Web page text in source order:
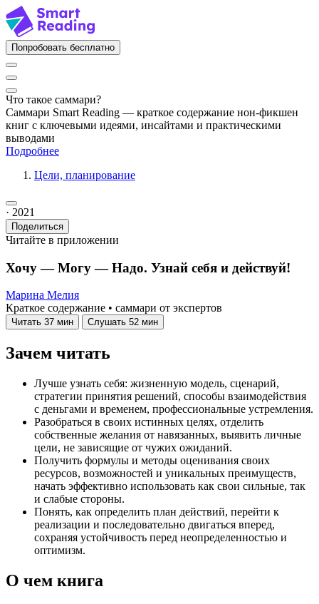
Попробовать бесплатно
Что такое саммари?
Саммари Smart Reading — краткое содержание нон-фикшен
книг с ключевыми идеями, инсайтами и практическими
выводами
Подробнее
Цели, планирование
· 2021
Поделиться
Читайте в приложении
Хочу — Mогу — Надо. Узнай себя и действуй!
Марина Мелия
Краткое содержание • саммари от экспертов
Читать 37 мин Слушать 52 мин
Зачем читать
Лучше узнать себя: жизненную модель, сценарий,
стратегии принятия решений, способы взаимодействия
с деньгами и временем, профессиональные устремления.
Разобраться в своих истинных целях, отделить
собственные желания от навязанных, выявить личные
цели, не зависящие от чужих ожиданий.
Получить формулы и методы оценивания своих
ресурсов, возможностей и уникальных преимуществ,
начать эффективно использовать как свои сильные, так
и слабые стороны.
Понять, как определить план действий, перейти к
реализации и последовательно двигаться вперед,
сохраняя устойчивость перед неопределенностью и
оптимизм.
О чем книга